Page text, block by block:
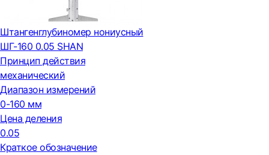
Штангенглубиномер нониусный
ШГ-160 0.05 SHAN
Принцип действия
механический
Диапазон измерений
0-160 мм
Цена деления
0.05
Краткое обозначение